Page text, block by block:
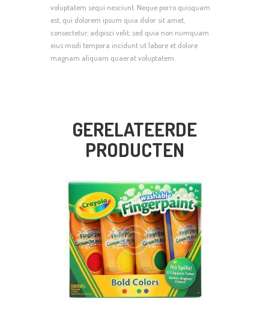
voluptatem sequi nesciunt. Neque porro quisquam
est, qui dolorem ipsum quia dolor sit amet,
consectetur, adipisci velit, sed quia non numquam
eius modi tempora incidunt ut labore et dolore
magnam aliquam quaerat voluptatem.
GERELATEERDE
PRODUCTEN